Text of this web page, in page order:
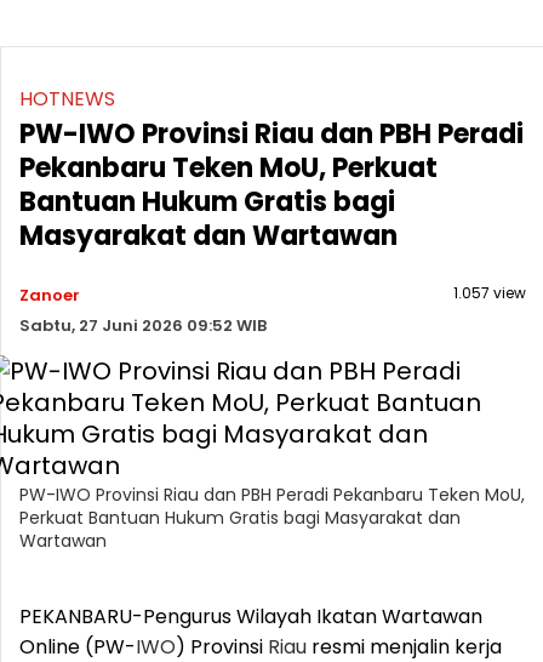
HOTNEWS
PW-IWO Provinsi Riau dan PBH Peradi
Pekanbaru Teken MoU, Perkuat
Bantuan Hukum Gratis bagi
Masyarakat dan Wartawan
Zanoer
Sabtu, 27 Juni 2026 09:52 WIB
1.057 view
PW-IWO Provinsi Riau dan PBH Peradi Pekanbaru Teken MoU,
Perkuat Bantuan Hukum Gratis bagi Masyarakat dan
Wartawan
PEKANBARU-Pengurus Wilayah Ikatan Wartawan
Online (PW-IWO) Provinsi Riau resmi menjalin kerja